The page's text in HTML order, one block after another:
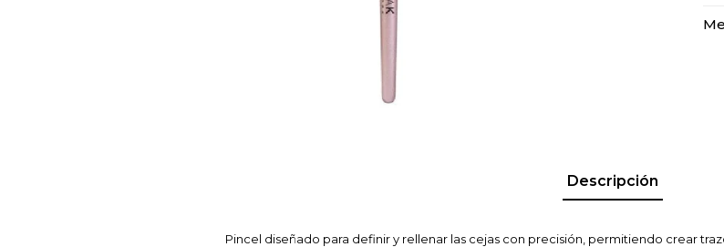
Descripción
Pincel diseñado para definir y rellenar las cejas con precisión, permitiendo crear